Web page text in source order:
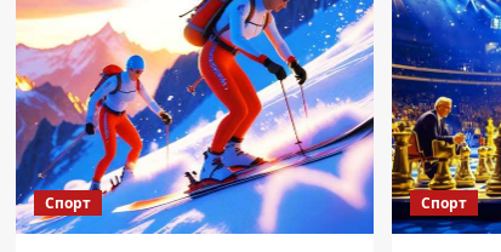
Спорт Спорт